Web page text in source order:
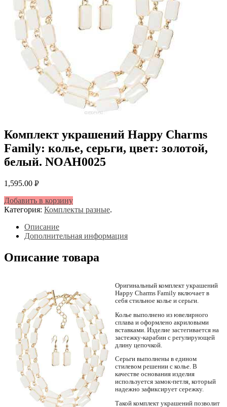
Комплект украшений Happy Charms
Family: колье, серьги, цвет: золотой,
белый. NOAH0025
1,595.00 Р
Добавить в корзину
Категория: Комплекты разные.
Описание
Дополнительная информация
Описание товара
Оригинальный комплект украшений
Happy Charms Family включает в
себя стильное колье и серьги.
Колье выполнено из ювелирного
сплава и оформлено акриловыми
вставками. Изделие застегивается на
застежку-карабин с регулирующей
длину цепочкой.
Серьги выполнены в едином
стилевом решении с колье. В
качестве основания изделия
используется замок-петля, который
надежно зафиксирует сережку.
Такой комплект украшений позволит